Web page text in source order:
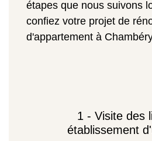
étapes que nous suivons
confiez votre projet de
d'appartement à
1 - Visite des
établissement